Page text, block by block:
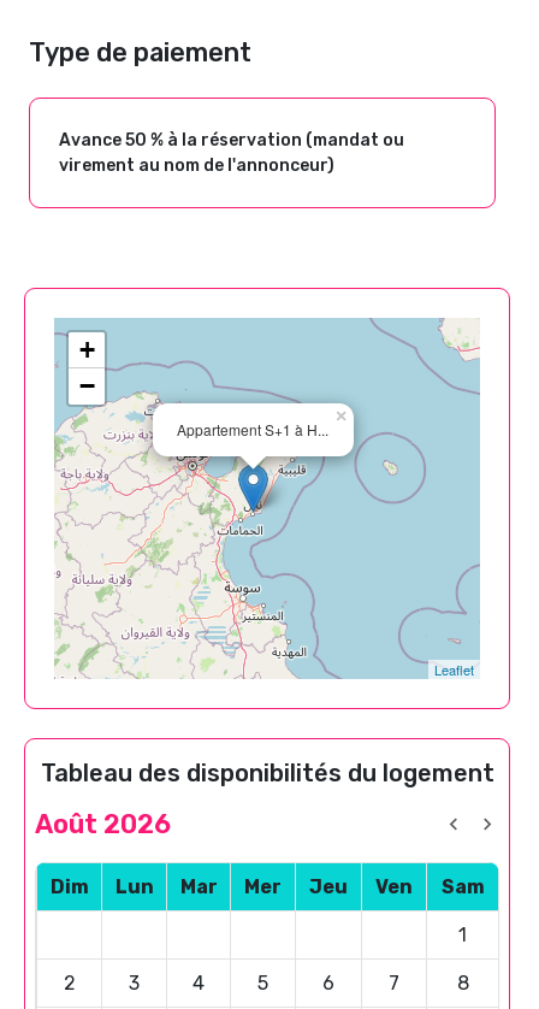
Type de paiement
Avance 50 % à la réservation (mandat ou
virement au nom de l'annonceur)
Appartement S+1 à H...
×
+
−
Leaflet
Tableau des disponibilités du logement
Août 2026
Dim Lun Mar Mer Jeu Ven Sam
1
2 3 4 5 6 7 8